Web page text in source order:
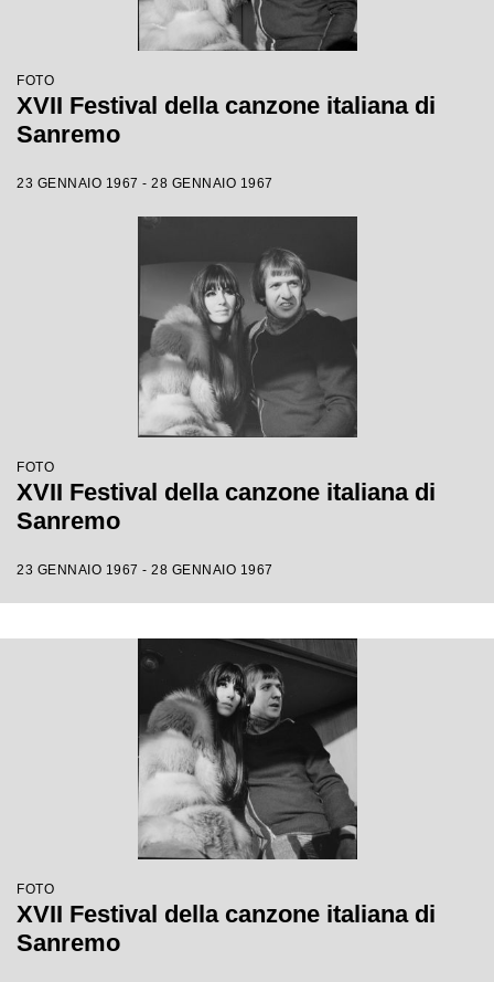
FOTO
XVII Festival della canzone italiana di
Sanremo
23 GENNAIO 1967 - 28 GENNAIO 1967
FOTO
XVII Festival della canzone italiana di
Sanremo
23 GENNAIO 1967 - 28 GENNAIO 1967
FOTO
XVII Festival della canzone italiana di
Sanremo